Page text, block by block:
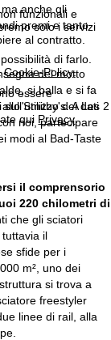
funzionali e
solo i servizi
al contratto.
di farlo.
Cookie-Policy.
essere
sull'utilizzo dei dati
qui Privacy.
anche gli
premi e tanto
del motto
si balla e si fa
Smithy's. A Les 2
noi, partecipare
modi al Bad-Taste
il comprensorio
220 chilometri di
che gli sciatori
il
sfide per i
m², uno dei
si trova a
freestyler
linee di rail, alla